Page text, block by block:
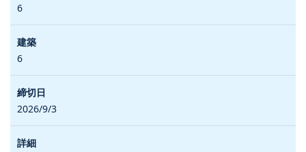
6
6
2026/9/3